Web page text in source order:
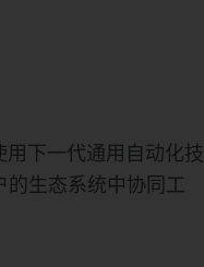
下一代通用自动化技
生态系统中协同工